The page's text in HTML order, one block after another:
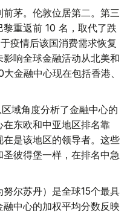
茅。伦敦位居第二。第三
重返前 10 名，取代了跌
疫情后该国消费需求恢复
响全球金融活动从北美和
金融中心现在包括香港、
域角度分析了金融中心的
东欧和中亚地区排名靠
是该地区的领导者。这些
彼得堡一样，在排名中急
尔苏丹）是全球15个最具
中心的加权平均分数反映